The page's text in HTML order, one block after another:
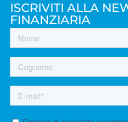
ISCRIVITI ALLA
FINANZIARIA